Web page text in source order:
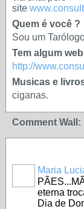
site
Quem é você ?
Sou um
Tem algum
http://
Musicas e
ciganas.
Comment Wall:
Maria
eterna
Dia de